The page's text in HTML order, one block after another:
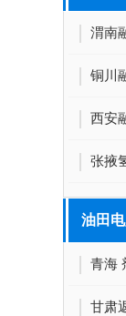
渭南
铜川
西安
张掖
油田
青海
甘肃